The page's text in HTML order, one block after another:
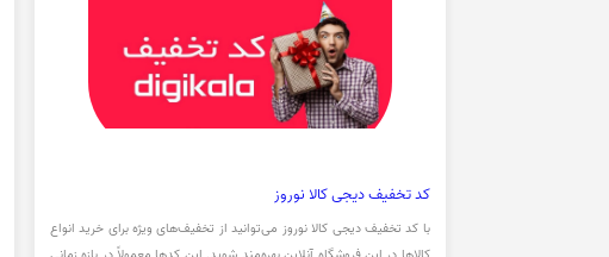
کد تخفیف دیجی کالا نوروز
با کد تخفیف دیجی کالا نوروز می‌توانید از تخفیف‌های ویژه برای خرید انواع